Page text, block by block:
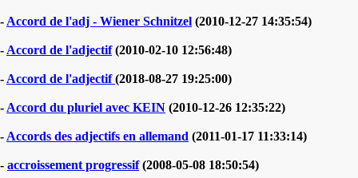
- Accord de l'adj - Wiener Schnitzel (2010-12-27 14:35:54)
- Accord de l'adjectif(2010-02-10 12:56:48)
- Accord de l'adjectif(2018-08-27 19:25:00)
- Accord du pluriel avec KEIN (2010-12-26 12:35:22)
- Accords des adjectifs en allemand (2011-01-17 11:33:14)
- accroissement progressif(2008-05-08 18:50:54)